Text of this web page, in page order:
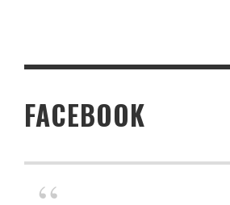
FACEBOOK